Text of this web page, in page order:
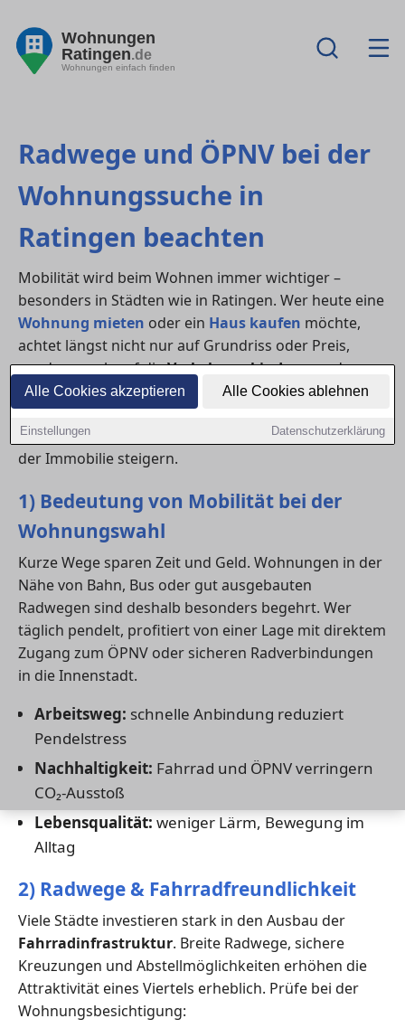
Alle Cookies akzeptieren Alle Cookies ablehnen
Einstellungen Datenschutzerklärung
Wohnungen
Ratingen.de
Wohnungen einfach finden
Radwege und ÖPNV bei der
Wohnungssuche in
Ratingen beachten
Mobilität wird beim Wohnen immer wichtiger –
besonders in Städten wie in Ratingen. Wer heute eine
Wohnung mieten oder ein Haus kaufen möchte,
achtet längst nicht nur auf Grundriss oder Preis,
sondern auch auf dieVerkehrsanbindungund
nachhaltige Mobilitätsmöglichkeiten. Eine gute
Anbindung anRadwegeund
entscheidend erleichtern – und langfristig den Wert
der Immobilie steigern.
1) Bedeutung von Mobilität bei der
Wohnungswahl
Kurze Wege sparen Zeit und Geld. Wohnungen in der
Nähe von Bahn, Bus oder gut ausgebauten
Radwegen sind deshalb besonders begehrt. Wer
täglich pendelt, profitiert von einer Lage mit direktem
Zugang zum ÖPNV oder sicheren Radverbindungen
in die Innenstadt.
Arbeitsweg: schnelle Anbindung reduziert
Pendelstress
Nachhaltigkeit: Fahrrad und ÖPNV verringern
CO₂-Ausstoß
Lebensqualität: weniger Lärm, Bewegung im
Alltag
2) Radwege & Fahrradfreundlichkeit
Viele Städte investieren stark in den Ausbau der
Fahrradinfrastruktur. Breite Radwege, sichere
Kreuzungen und Abstellmöglichkeiten erhöhen die
Attraktivität eines Viertels erheblich. Prüfe bei der
Wohnungsbesichtigung: